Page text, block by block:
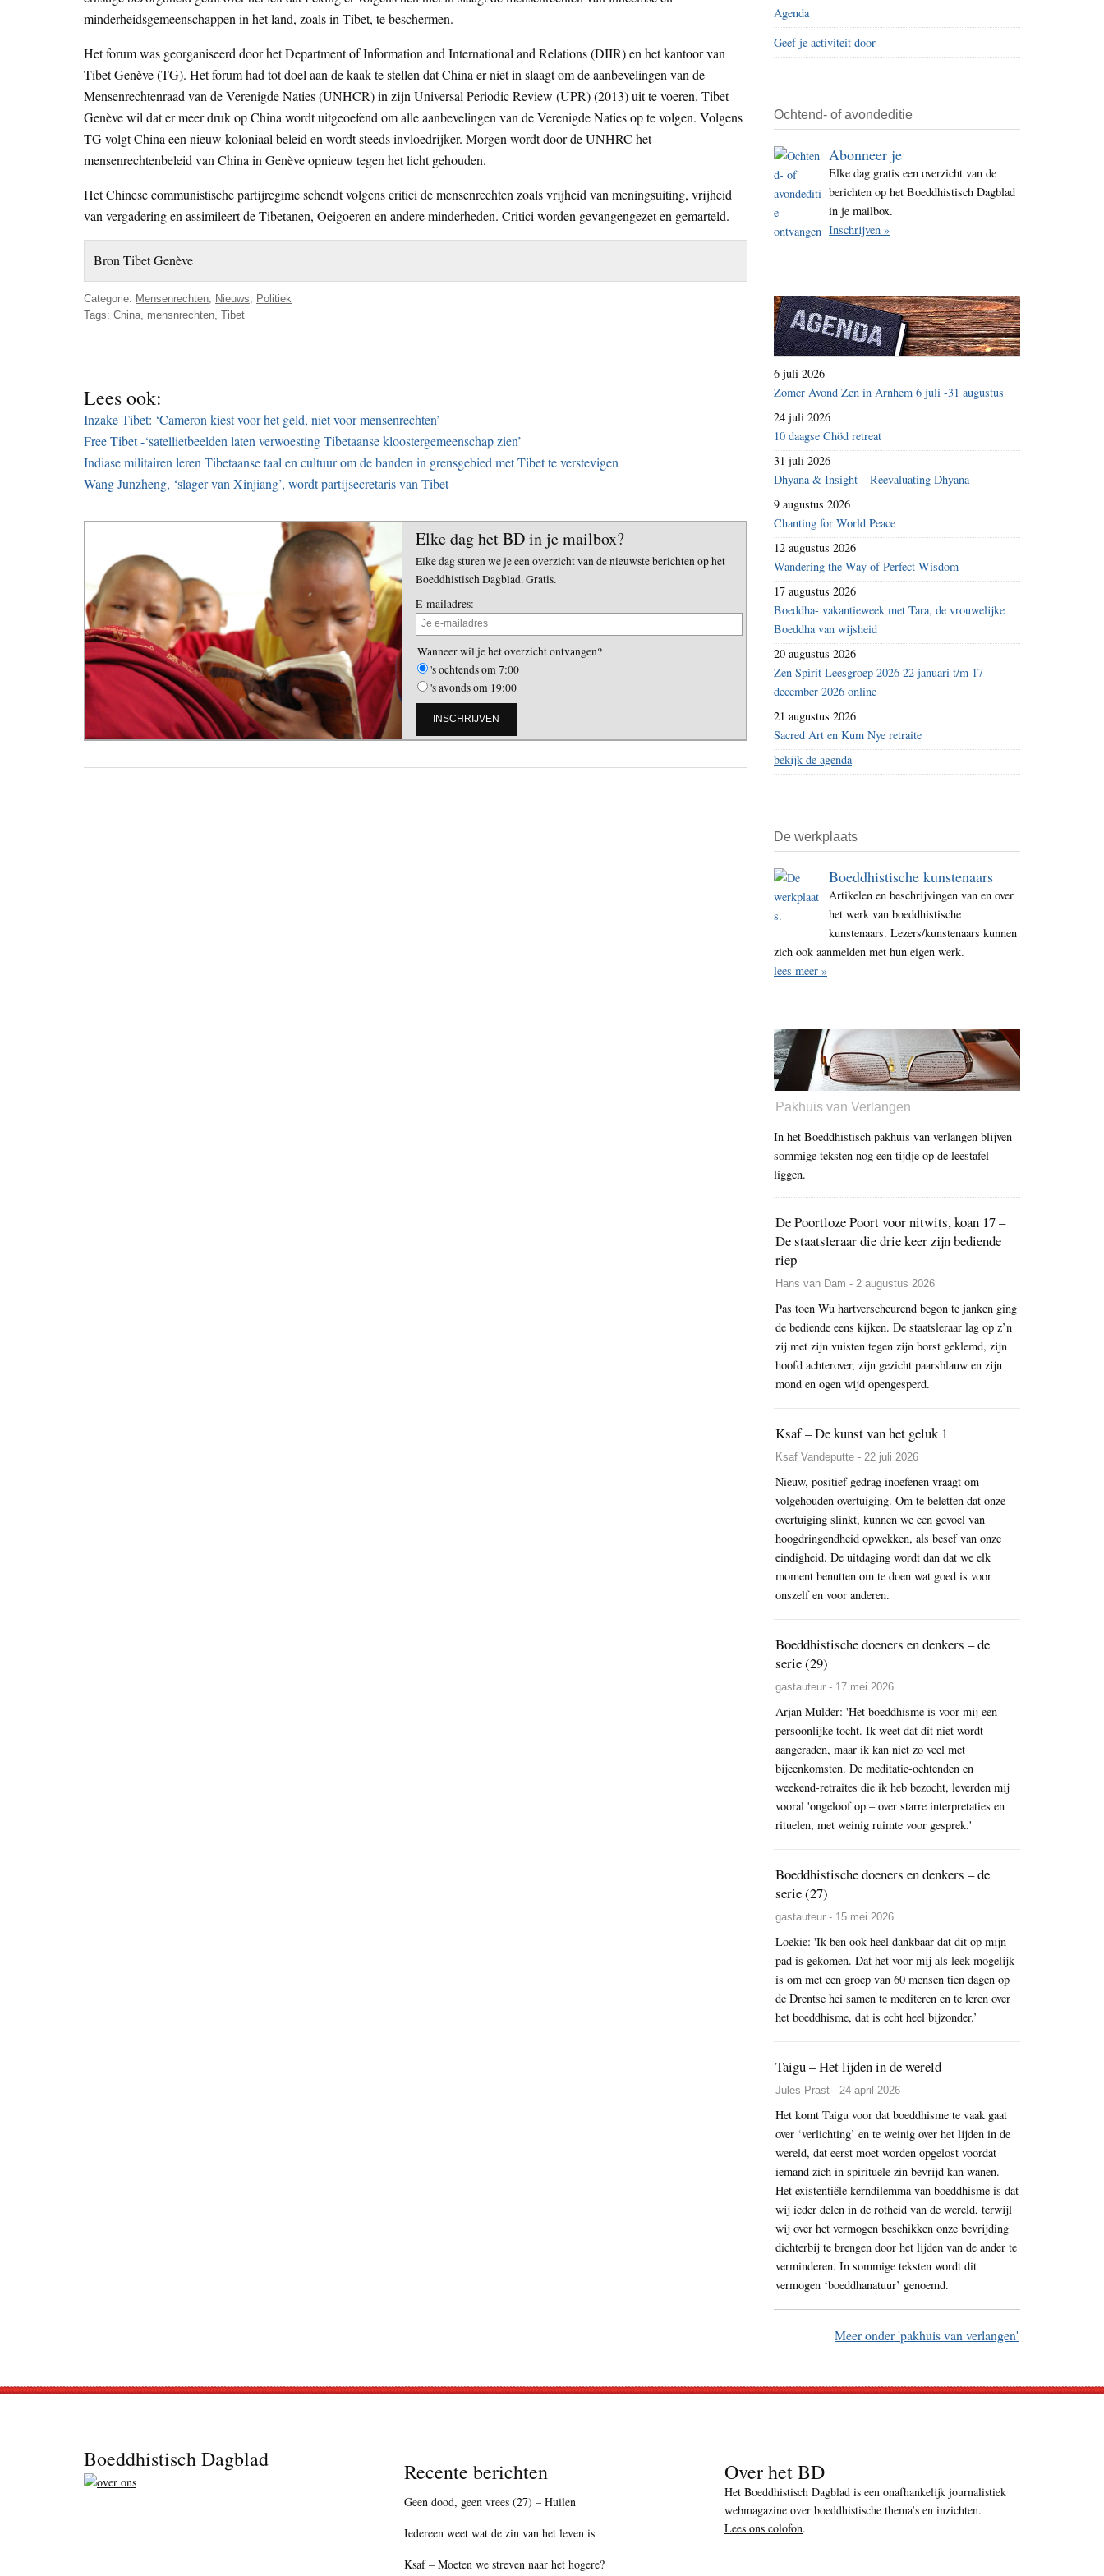
i
t
e
minderheidsgemeenschappen in het land, zoals in Tibet, te beschermen.
Het forum was georganiseerd door het Department of Information and International and Relations (DIIR) en het kantoor van
Tibet Genève (TG). Het forum had tot doel aan de kaak te stellen dat China er niet in slaagt om de aanbevelingen van de
Mensenrechtenraad van de Verenigde Naties (UNHCR) in zijn Universal Periodic Review (UPR) (2013) uit te voeren. Tibet
Genève wil dat er meer druk op China wordt uitgeoefend om alle aanbevelingen van de Verenigde Naties op te volgen. Volgens
TG volgt China een nieuw koloniaal beleid en wordt steeds invloedrijker. Morgen wordt door de UNHRC het
mensenrechtenbeleid van China in Genève opnieuw tegen het licht gehouden.
Het Chinese communistische partijregime schendt volgens critici de mensenrechten zoals vrijheid van meningsuiting, vrijheid
van vergadering en assimileert de Tibetanen, Oeigoeren en andere minderheden. Critici worden gevangengezet en gemarteld.
Bron Tibet Genève
Categorie: Mensenrechten Nieuws
Politiek
Tags: China mensnrechten Tibet
Lees ook:
Inzake Tibet: ‘Cameron kiest voor het geld, niet voor mensenrechten’
Free Tibet -‘satellietbeelden laten verwoesting Tibetaanse kloostergemeenschap zien’
Indiase militairen leren Tibetaanse taal en cultuur om de banden in grensgebied met Tibet te verstevigen
Wang Junzheng, ‘slager van Xinjiang’, wordt partijsecretaris van Tibet
Elke dag het BD in je mailbox?
Elke dag sturen we je een overzicht van de nieuwste berichten op het
Boeddhistisch Dagblad. Gratis.
E-mailadres:
Wanneer wil je het overzicht ontvangen?
's ochtends om 7:00
's avonds om 19:00
Agenda
Geef je activiteit door
Ochtend- of avondeditie
Abonneer je
Elke dag gratis een overzicht van de
berichten op het Boeddhistisch Dagblad
in je mailbox.
Inschrijven »
6 juli 2026
Zomer Avond Zen in Arnhem 6 juli -31 augustus
24 juli 2026
10 daagse Chöd retreat
31 juli 2026
Dhyana & Insight – Reevaluating Dhyana
9 augustus 2026
Chanting for World Peace
12 augustus 2026
Wandering the Way of Perfect Wisdom
17 augustus 2026
Boeddha- vakantieweek met Tara, de vrouwelijke
Boeddha van wijsheid
20 augustus 2026
Zen Spirit Leesgroep 2026 22 januari t/m 17
december 2026 online
21 augustus 2026
Sacred Art en Kum Nye retraite
bekijk de agenda
De werkplaats
Boeddhistische kunstenaars
Artikelen en beschrijvingen van en over
het werk van boeddhistische
kunstenaars. Lezers/kunstenaars kunnen
zich ook aanmelden met hun eigen werk.
lees meer »
Pakhuis van Verlangen
In het Boeddhistisch pakhuis van verlangen blijven
sommige teksten nog een tijdje op de leestafel
liggen.
De Poortloze Poort voor nitwits, koan 17 –
De staatsleraar die drie keer zijn bediende
riep
Hans van Dam - 2 augustus 2026
Pas toen Wu hartverscheurend begon te janken ging
de bediende eens kijken. De staatsleraar lag op z’n
zij met zijn vuisten tegen zijn borst geklemd, zijn
hoofd achterover, zijn gezicht paarsblauw en zijn
mond en ogen wijd opengesperd.
Ksaf – De kunst van het geluk 1
Ksaf Vandeputte - 22 juli 2026
Nieuw, positief gedrag inoefenen vraagt om
volgehouden overtuiging. Om te beletten dat onze
overtuiging slinkt, kunnen we een gevoel van
hoogdringendheid opwekken, als besef van onze
eindigheid. De uitdaging wordt dan dat we elk
moment benutten om te doen wat goed is voor
onszelf en voor anderen.
Boeddhistische doeners en denkers – de
serie (29)
gastauteur - 17 mei 2026
Arjan Mulder: 'Het boeddhisme is voor mij een
persoonlijke tocht. Ik weet dat dit niet wordt
aangeraden, maar ik kan niet zo veel met
bijeenkomsten. De meditatie-ochtenden en
weekend-retraites die ik heb bezocht, leverden mij
vooral 'ongeloof op – over starre interpretaties en
rituelen, met weinig ruimte voor gesprek.'
Boeddhistische doeners en denkers – de
serie (27)
gastauteur - 15 mei 2026
Loekie: 'Ik ben ook heel dankbaar dat dit op mijn
pad is gekomen. Dat het voor mij als leek mogelijk
is om met een groep van 60 mensen tien dagen op
de Drentse hei samen te mediteren en te leren over
het boeddhisme, dat is echt heel bijzonder.’
Taigu – Het lijden in de wereld
Jules Prast - 24 april 2026
Het komt Taigu voor dat boeddhisme te vaak gaat
over ‘verlichting’ en te weinig over het lijden in de
wereld, dat eerst moet worden opgelost voordat
iemand zich in spirituele zin bevrijd kan wanen.
Het existentiële kerndilemma van boeddhisme is dat
wij ieder delen in de rotheid van de wereld, terwijl
wij over het vermogen beschikken onze bevrijding
dichterbij te brengen door het lijden van de ander te
verminderen. In sommige teksten wordt dit
vermogen ‘boeddhanatuur’ genoemd.
Meer onder 'pakhuis van verlangen'
Boeddhistisch Dagblad Recente berichten
Geen dood, geen vrees (27) – Huilen
Iedereen weet wat de zin van het leven is
Ksaf – Moeten we streven naar het hogere?
Over het BD
Het Boeddhistisch Dagblad is een onafhankelijk journalistiek
webmagazine over boeddhistische thema’s en inzichten.
Lees ons colofon.